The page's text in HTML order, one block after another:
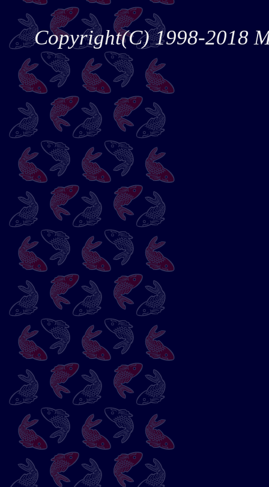
Copyright(C) 1998-2018